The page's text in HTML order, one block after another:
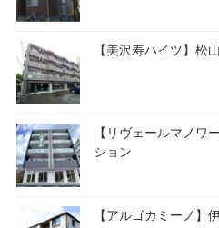
【美沢寿ハイツ】松
【リヴェールマノワ
ション
【アルゴカミーノ】